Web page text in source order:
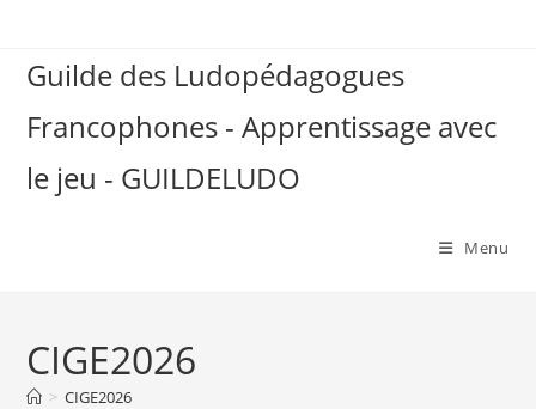
contentGuilde des Ludopédagogues
Francophones - Apprentissage avec
le jeu - GUILDELUDO
Menu
CIGE2026
> CIGE2026